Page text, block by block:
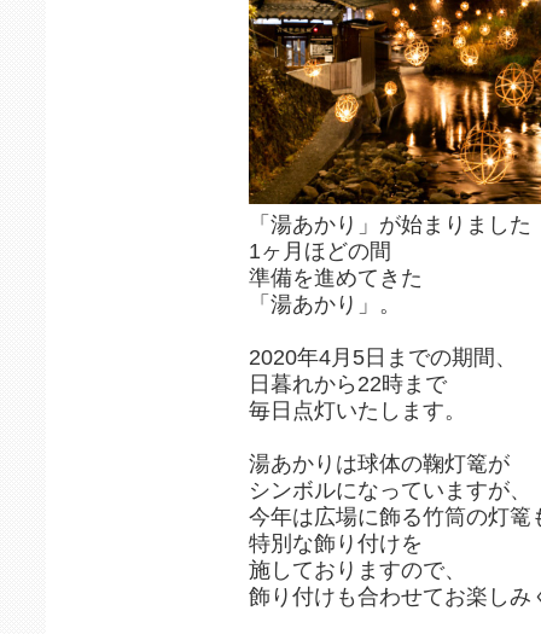
「湯あかり」が始まりました
1ヶ月ほどの間
準備を進めてきた
「湯あかり」。
2020年4月5日までの期間、
日暮れから22時まで
毎日点灯いたします。
湯あかりは球体の鞠灯篭が
シンボルになっていますが、
今年は広場に飾る竹筒の灯篭
特別な飾り付けを
施しておりますので、
飾り付けも合わせてお楽しみ